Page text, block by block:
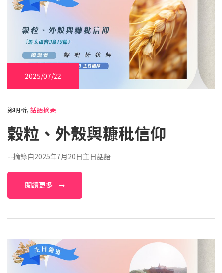
2025/07/22
鄭明析, 話語摘要
穀粒、外殼與糠秕信仰
--摘錄自2025年7月20日主日話語
閱讀更多